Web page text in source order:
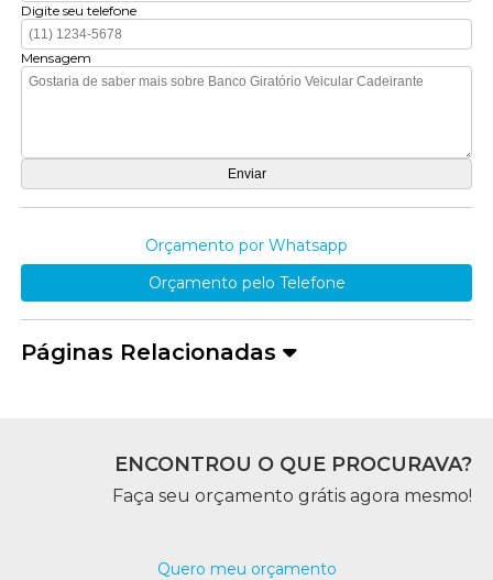
Digite seu telefone
Mensagem
Orçamento por Whatsapp
Orçamento pelo Telefone
Páginas Relacionadas
ENCONTROU O QUE PROCURAVA?
Faça seu orçamento grátis agora mesmo!
Quero meu orçamento